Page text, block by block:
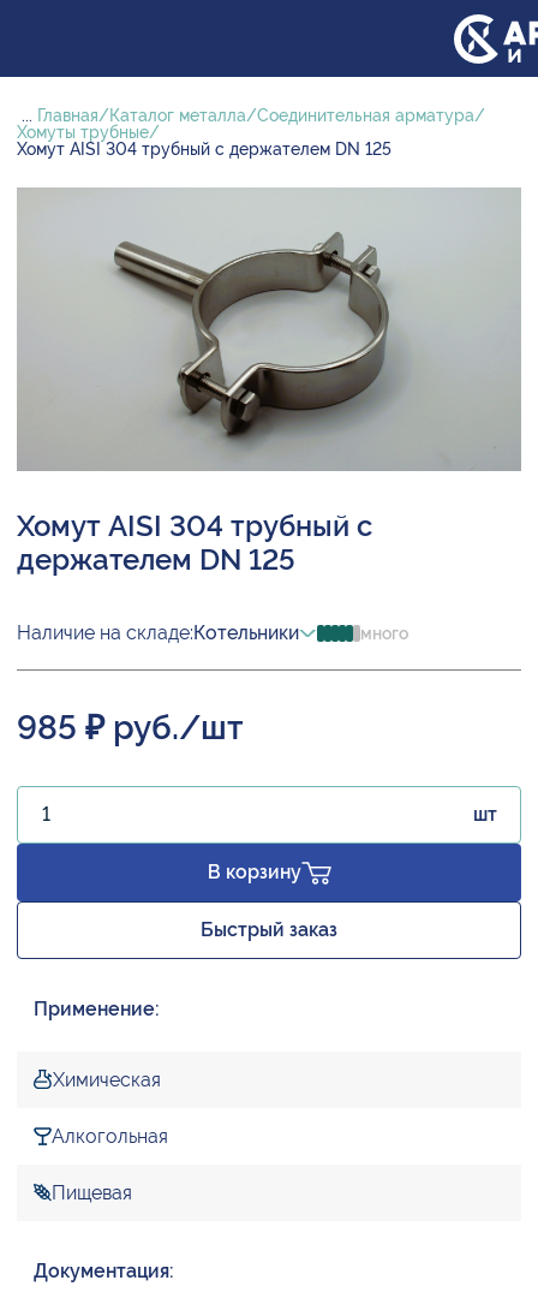
... Главная Каталог металла
Соединительная арматура
Хомуты трубные
Хомут AISI 304 трубный с держателем DN 125
Хомут AISI 304 трубный с
держателем DN 125
Наличие на складе:Котельники много
985 ₽ руб./шт
шт
В корзину
Быстрый заказ
Применение:
Химическая
Алкогольная
Пищевая
Документация: